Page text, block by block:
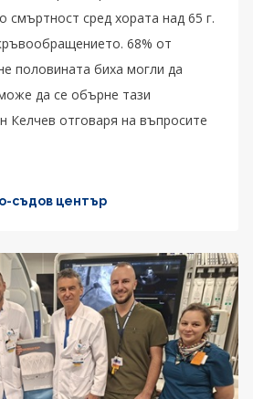
смъртност сред хората над 65 г.
68% от
половината биха могли да
да се обърне тази
Келчев отговаря на въпросите
съдов център